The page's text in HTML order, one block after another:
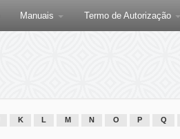
Manuais Termo de Autorização
K L M N O P Q